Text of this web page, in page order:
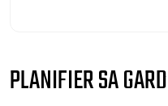
PLANIFIER SA